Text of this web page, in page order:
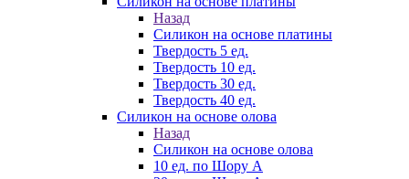
Назад
Силикон на основе платины
Твердость 5 ед.
Твердость 10 ед.
Твердость 30 ед.
Твердость 40 ед.
Силикон на основе олова
Назад
Силикон на основе олова
10 ед. по Шору А